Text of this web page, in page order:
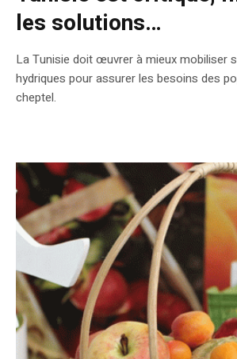
les solutions…
La Tunisie doit œuvrer à mieux mobiliser
hydriques pour assurer les besoins des
cheptel.